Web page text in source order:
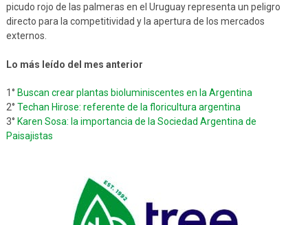
picudo rojo de las palmeras en el Uruguay representa un peligro
directo para la competitividad y la apertura de los mercados
externos.
Lo más leído del mes anterior
1° Buscan crear plantas bioluminiscentes en la Argentina
2° Techan Hirose: referente de la floricultura argentina
3° Karen Sosa: la importancia de la Sociedad Argentina de
Paisajistas